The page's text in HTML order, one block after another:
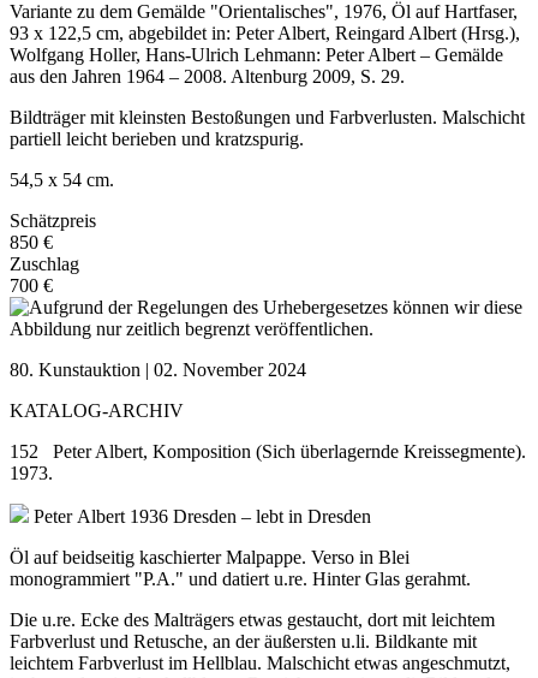
Variante zu dem Gemälde "Orientalisches", 1976, Öl auf Hartfaser,
93 x 122,5 cm, abgebildet in: Peter Albert, Reingard Albert (Hrsg.),
Wolfgang Holler, Hans-Ulrich Lehmann: Peter Albert – Gemälde
aus den Jahren 1964 – 2008. Altenburg 2009, S. 29.
Bildträger mit kleinsten Bestoßungen und Farbverlusten. Malschicht
partiell leicht berieben und kratzspurig.
54,5 x 54 cm.
Schätzpreis
850 €
Zuschlag
700 €
80. Kunstauktion | 02. November 2024
KATALOG-ARCHIV
152 Peter Albert, Komposition (Sich überlagernde Kreissegmente).
1973.
Peter Albert 1936 Dresden – lebt in Dresden
Öl auf beidseitig kaschierter Malpappe. Verso in Blei
monogrammiert "P.A." und datiert u.re. Hinter Glas gerahmt.
Die u.re. Ecke des Malträgers etwas gestaucht, dort mit leichtem
Farbverlust und Retusche, an der äußersten u.li. Bildkante mit
leichtem Farbverlust im Hellblau. Malschicht etwas angeschmutzt,